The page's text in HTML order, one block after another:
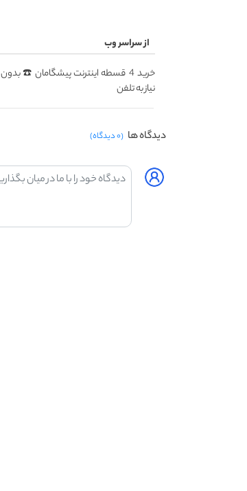
از سراسر وب
خرید 4 قسطه اینترنت پیشگامان ☎️ بدون
نیاز به تلفن
دیدگاه ها (۰ دیدگاه)